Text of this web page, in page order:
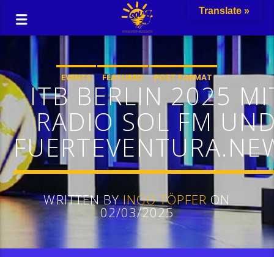
EVENTS FEATURED POST FORMAT
ITB BERLIN 2025
RADIO SOL FM
WRITTEN BYINGO TÖPFERON
02/03/2025
Translate »